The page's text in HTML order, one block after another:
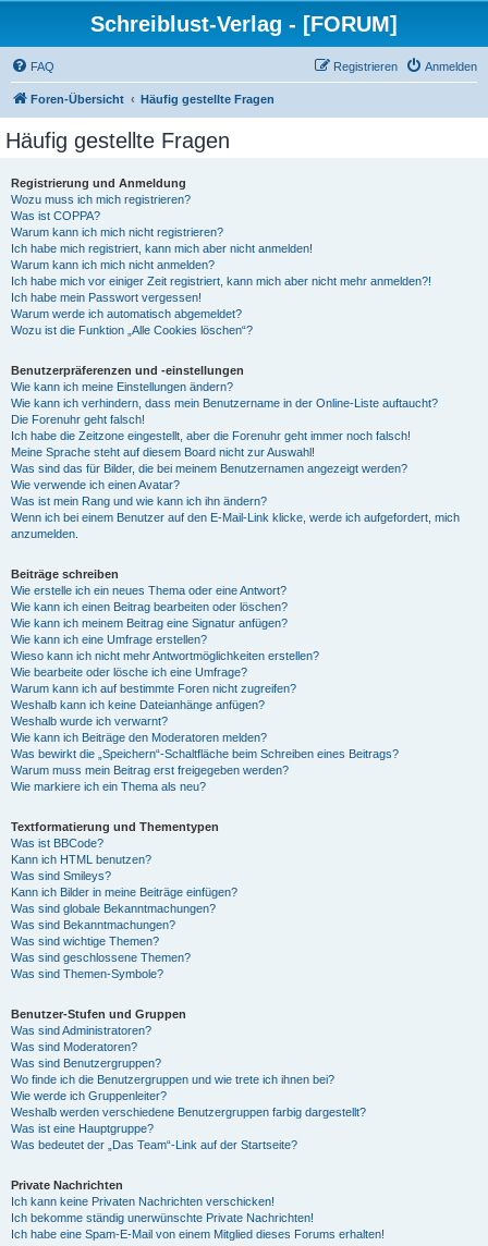
Schreiblust-Verlag - [FORUM]
FAQ Anmelden
Registrieren
Foren-Übersicht Häufig gestellte Fragen
Häufig gestellte Fragen
Registrierung und Anmeldung
Wozu muss ich mich registrieren?
Was ist COPPA?
Warum kann ich mich nicht registrieren?
Ich habe mich registriert, kann mich aber nicht anmelden!
Warum kann ich mich nicht anmelden?
Ich habe mich vor einiger Zeit registriert, kann mich aber nicht mehr anmelden?!
Ich habe mein Passwort vergessen!
Warum werde ich automatisch abgemeldet?
Wozu ist die Funktion „Alle Cookies löschen“?
Benutzerpräferenzen und -einstellungen
Wie kann ich meine Einstellungen ändern?
Wie kann ich verhindern, dass mein Benutzername in der Online-Liste auftaucht?
Die Forenuhr geht falsch!
Ich habe die Zeitzone eingestellt, aber die Forenuhr geht immer noch falsch!
Meine Sprache steht auf diesem Board nicht zur Auswahl!
Was sind das für Bilder, die bei meinem Benutzernamen angezeigt werden?
Wie verwende ich einen Avatar?
Was ist mein Rang und wie kann ich ihn ändern?
Wenn ich bei einem Benutzer auf den E-Mail-Link klicke, werde ich aufgefordert, mich
anzumelden.
Beiträge schreiben
Wie erstelle ich ein neues Thema oder eine Antwort?
Wie kann ich einen Beitrag bearbeiten oder löschen?
Wie kann ich meinem Beitrag eine Signatur anfügen?
Wie kann ich eine Umfrage erstellen?
Wieso kann ich nicht mehr Antwortmöglichkeiten erstellen?
Wie bearbeite oder lösche ich eine Umfrage?
Warum kann ich auf bestimmte Foren nicht zugreifen?
Weshalb kann ich keine Dateianhänge anfügen?
Weshalb wurde ich verwarnt?
Wie kann ich Beiträge den Moderatoren melden?
Was bewirkt die „Speichern“-Schaltfläche beim Schreiben eines Beitrags?
Warum muss mein Beitrag erst freigegeben werden?
Wie markiere ich ein Thema als neu?
Textformatierung und Thementypen
Was ist BBCode?
Kann ich HTML benutzen?
Was sind Smileys?
Kann ich Bilder in meine Beiträge einfügen?
Was sind globale Bekanntmachungen?
Was sind Bekanntmachungen?
Was sind wichtige Themen?
Was sind geschlossene Themen?
Was sind Themen-Symbole?
Benutzer-Stufen und Gruppen
Was sind Administratoren?
Was sind Moderatoren?
Was sind Benutzergruppen?
Wo finde ich die Benutzergruppen und wie trete ich ihnen bei?
Wie werde ich Gruppenleiter?
Weshalb werden verschiedene Benutzergruppen farbig dargestellt?
Was ist eine Hauptgruppe?
Was bedeutet der „Das Team“-Link auf der Startseite?
Private Nachrichten
Ich kann keine Privaten Nachrichten verschicken!
Ich bekomme ständig unerwünschte Private Nachrichten!
Ich habe eine Spam-E-Mail von einem Mitglied dieses Forums erhalten!